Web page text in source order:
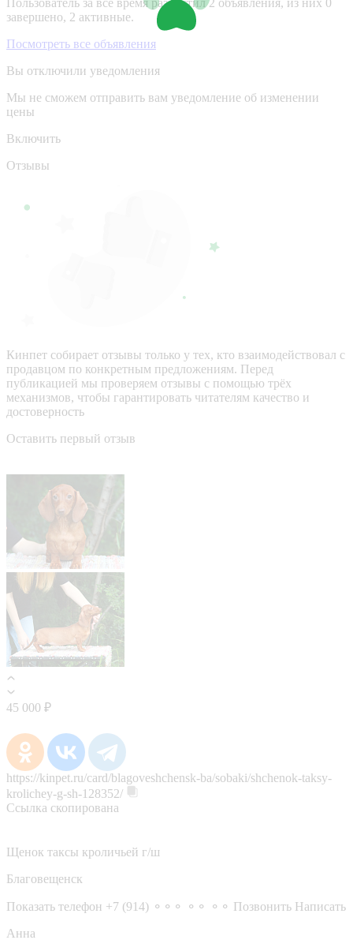
завершено, 2 активные.
Посмотреть все объявления
Вы отключили уведомления
Мы не сможем отправить вам уведомление об изменении
цены
Включить
Отзывы
Кинпет собирает отзывы только у тех, кто взаимодействовал с
продавцом по конкретным предложениям. Перед
публикацией мы проверяем отзывы с помощью трёх
механизмов, чтобы гарантировать читателям качество и
достоверность
Оставить первый отзыв
45 000 ₽
https://kinpet.ru/card/blagoveshchensk-ba/sobaki/shchenok-taksy-
krolichey-g-sh-128352/
Ссылка скопирована
Щенок таксы кроличьей г/ш
Благовещенск
Показать телефон +7 (914) ⚬⚬⚬ ⚬⚬ ⚬⚬ Позвонить Написать
Анна